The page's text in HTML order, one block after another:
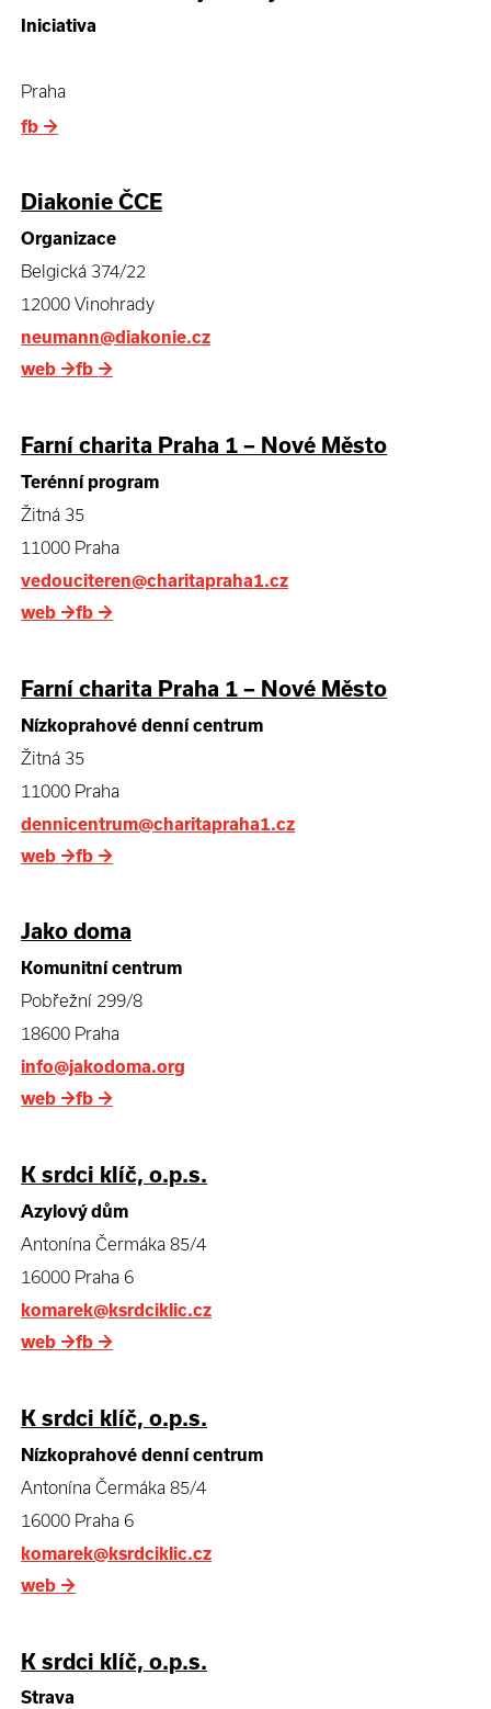
Iniciativa
Praha
fb →
Diakonie ČCE
Organizace
Belgická 374/22
12000 Vinohrady
neumann@diakonie.cz
web →fb →
Farní charita Praha 1 – Nové Město
Terénní program
Žitná 35
11000 Praha
vedouciteren@charitapraha1.cz
web →fb →
Farní charita Praha 1 – Nové Město
Nízkoprahové denní centrum
Žitná 35
11000 Praha
dennicentrum@charitapraha1.cz
web →fb →
Jako doma
Komunitní centrum
Pobřežní 299/8
18600 Praha
info@jakodoma.org
web →fb →
K srdci klíč, o.p.s.
Azylový dům
Antonína Čermáka 85/4
16000 Praha 6
komarek@ksrdciklic.cz
web →fb →
K srdci klíč, o.p.s.
Nízkoprahové denní centrum
Antonína Čermáka 85/4
16000 Praha 6
komarek@ksrdciklic.cz
web →
K srdci klíč, o.p.s.
Strava